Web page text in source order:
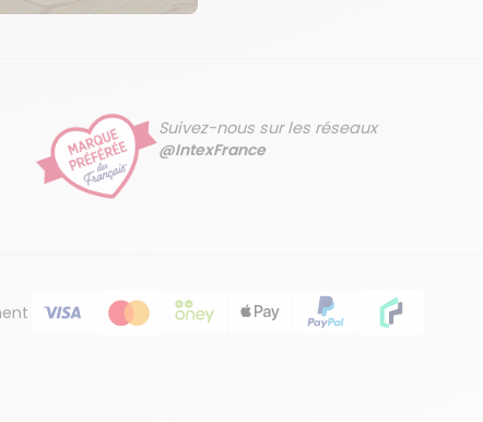
Suivez-nous sur les réseaux
@IntexFrance